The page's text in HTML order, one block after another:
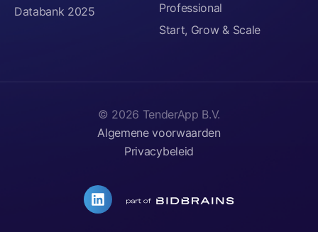
Databank 2025
Professional
Start, Grow & Scale
© 2026 TenderApp B.V.
Algemene voorwaarden
Privacybeleid